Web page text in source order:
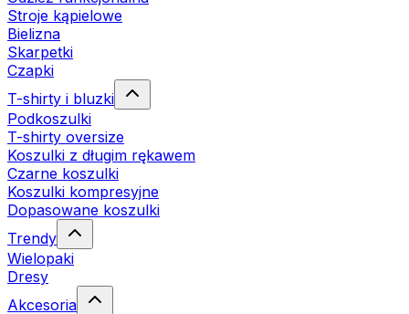
Stroje kąpielowe
Bielizna
Skarpetki
Czapki
T-shirty i bluzki
Podkoszulki
T-shirty oversize
Koszulki z długim rękawem
Czarne koszulki
Koszulki kompresyjne
Dopasowane koszulki
Trendy
Wielopaki
Dresy
Akcesoria